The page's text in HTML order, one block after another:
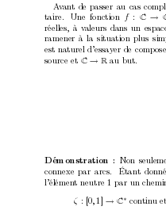
Avant de passer au cas
taire.
Une fonction f : C →
réelles, à valeurs dans un
ramener à la situation plus
est naturel d’essayer de comp
source et C → Rau but.
Démonstration : Non
connexe par arcs.
Étant donné
l’élément neutre 1par un c
ζ : [0,1] →C∗ continu